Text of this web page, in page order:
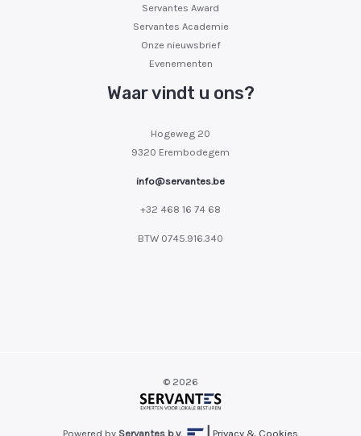
Servantes Award
Servantes Academie
Onze nieuwsbrief
Evenementen
Waar vindt u ons?
Hogeweg 20
9320 Erembodegem
info@servantes.be
+32 468 16 74 68
BTW 0745.916.340
© 2026
Powered by Servantes b.v. | Privacy & Cookies